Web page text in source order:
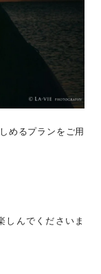
めるプランをご用
しんでくださいま